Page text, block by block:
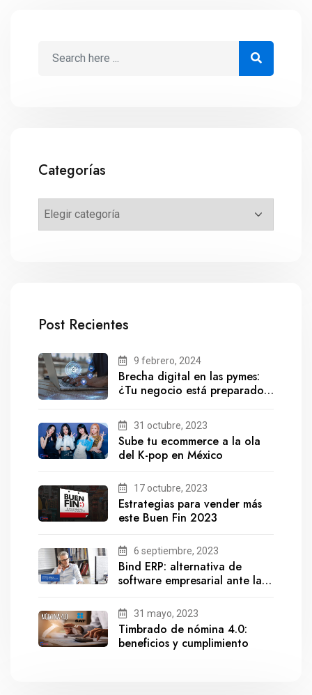
Categorías
Post Recientes
9 febrero, 2024
Brecha digital en las pymes:
¿Tu negocio está preparado
31 octubre, 2023
Sube tu ecommerce a la ola
del K-pop en México
17 octubre, 2023
Estrategias para vender más
este Buen Fin 2023
6 septiembre, 2023
Bind ERP: alternativa de
software empresarial ante la
31 mayo, 2023
Timbrado de nómina 4.0:
beneficios y cumplimiento